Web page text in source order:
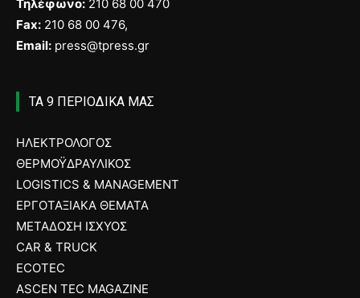
Τηλέφωνο: 210 68 00 470
Fax: 210 68 00 476,
Email: press@tpress.gr
ΤΑ 9 ΠΕΡΙΟΔΙΚΑ ΜΑΣ
ΗΛΕΚΤΡΟΛΟΓΟΣ
ΘΕΡΜΟΫΔΡΑΥΛΙΚΟΣ
LOGISTICS & MANAGEMENT
ΕΡΓΟΤΑΞΙΑΚΑ ΘΕΜΑΤΑ
ΜΕΤΑΔΟΣΗ ΙΣΧΥΟΣ
CAR & TRUCK
ECOTEC
ASCEN TEC MAGAZINE